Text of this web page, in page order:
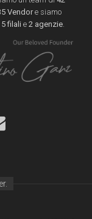
Vendore siamo
5 filali e 2 agenzie